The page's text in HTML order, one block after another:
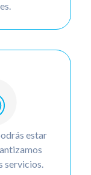
estar
servicios.